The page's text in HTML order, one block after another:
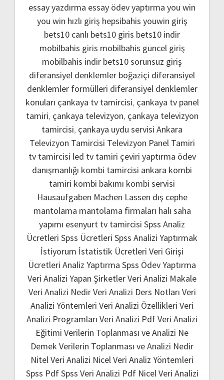
essay yazdırma essay ödev yaptırma you win
you win hızlı giriş hepsibahis youwin giriş
bets10 canlı bets10 giris bets10 indir
mobilbahis giris mobilbahis güncel giriş
mobilbahis indir bets10 sorunsuz giriş
diferansiyel denklemler boğaziçi diferansiyel
denklemler formülleri diferansiyel denklemler
konuları çankaya tv tamircisi, çankaya tv panel
tamiri, çankaya televizyon, çankaya televizyon
tamircisi, çankaya uydu servisi Ankara
Televizyon Tamircisi Televizyon Panel Tamiri
tv tamircisi led tv tamiri çeviri yaptırma ödev
danışmanlığı kombi tamircisi ankara kombi
tamiri kombi bakımı kombi servisi
Hausaufgaben Machen Lassen dış cephe
mantolama mantolama firmaları halı saha
yapımı esenyurt tv tamircisi Spss Analiz
Ücretleri Spss Ücretleri Spss Analizi Yaptırmak
İstiyorum İstatistik Ücretleri Veri Girişi
Ücretleri Analiz Yaptırma Spss Ödev Yaptırma
Veri Analizi Yapan ŞirketlerVeri Analizi Makale
Veri Analizi NedirVeri Analizi Ders Notları Veri
Analizi Yöntemleri Veri Analizi Özellikleri Veri
Analizi Programları Veri Analizi PdfVeri Analizi
Eğitimi Verilerin Toplanması ve Analizi Ne
Demek Verilerin Toplanması ve Analizi Nedir
Nitel Veri Analizi Nicel Veri Analiz Yöntemleri
Spss PdfSpss Veri Analizi Pdf Nicel Veri Analizi